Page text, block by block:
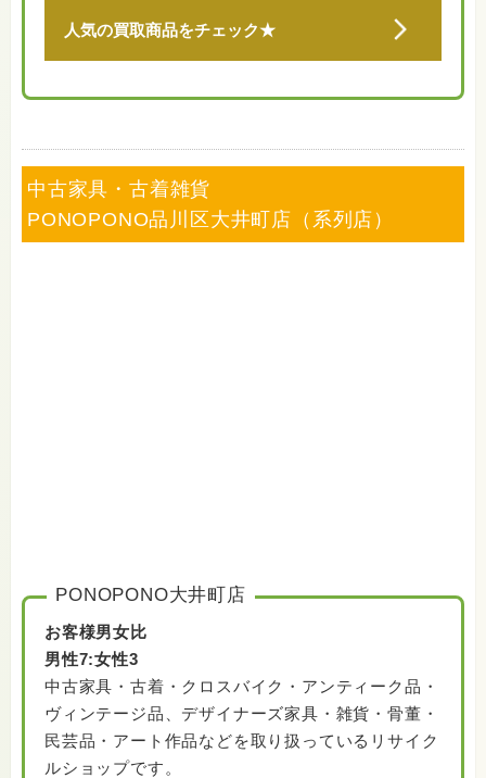
人気の買取商品をチェック★
プラチナ
チケット・金券
骨董・美術品
iPhone・iPad
DJ機器・DTM
カメラ・レンズ
テレビ映像機器
用ください。
買取受付時間 10:00〜19:00(無休)
出張買取（東京・神奈川の一部対応地域）
宅配買取（日本全国）
店頭買取（お持ち込み）に対応しております。
※上記にない商品でもその他、買取は多種多様
なお品物に対応しております。
閉じる
中古家具・古着雑貨
PONOPONO品川区大井町店（系列店）
PONOPONO大井町店
お客様男女比
男性7:女性3
中古家具・古着・クロスバイク・アンティーク品・
ヴィンテージ品、デザイナーズ家具・雑貨・骨董・
民芸品・アート作品などを取り扱っているリサイク
ルショップです。